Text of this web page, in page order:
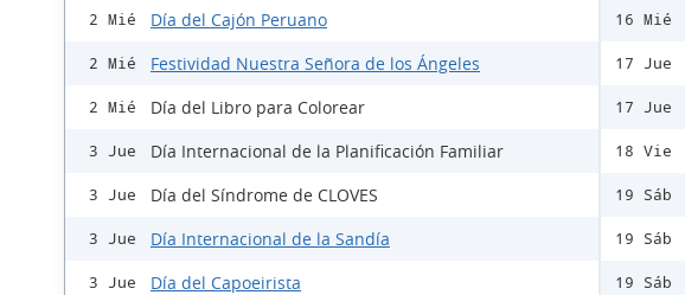
2 Mié Día del Cajón Peruano
2 Mié Festividad Nuestra Señora de los Ángeles
2 Mié Día del Libro para Colorear
3 Jue Día Internacional de la Planificación Familiar
3 Jue Día del Síndrome de CLOVES
3 Jue Día Internacional de la Sandía
3 Jue Día del Capoeirista
16 Mié
17 Jue
17 Jue
18 Vie
19 Sáb
19 Sáb
19 Sáb